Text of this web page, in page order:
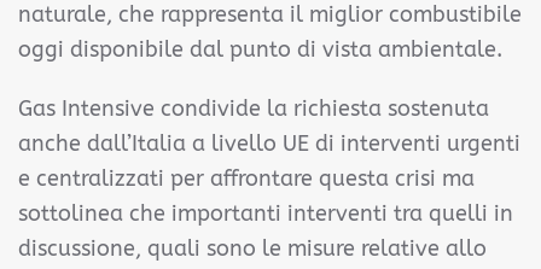
naturale, che rappresenta il miglior combustibile
oggi disponibile dal punto di vista ambientale.
Gas Intensive condivide la richiesta sostenuta
anche dall’Italia a livello UE di interventi urgenti
e centralizzati per affrontare questa crisi ma
sottolinea che importanti interventi tra quelli in
discussione, quali sono le misure relative allo